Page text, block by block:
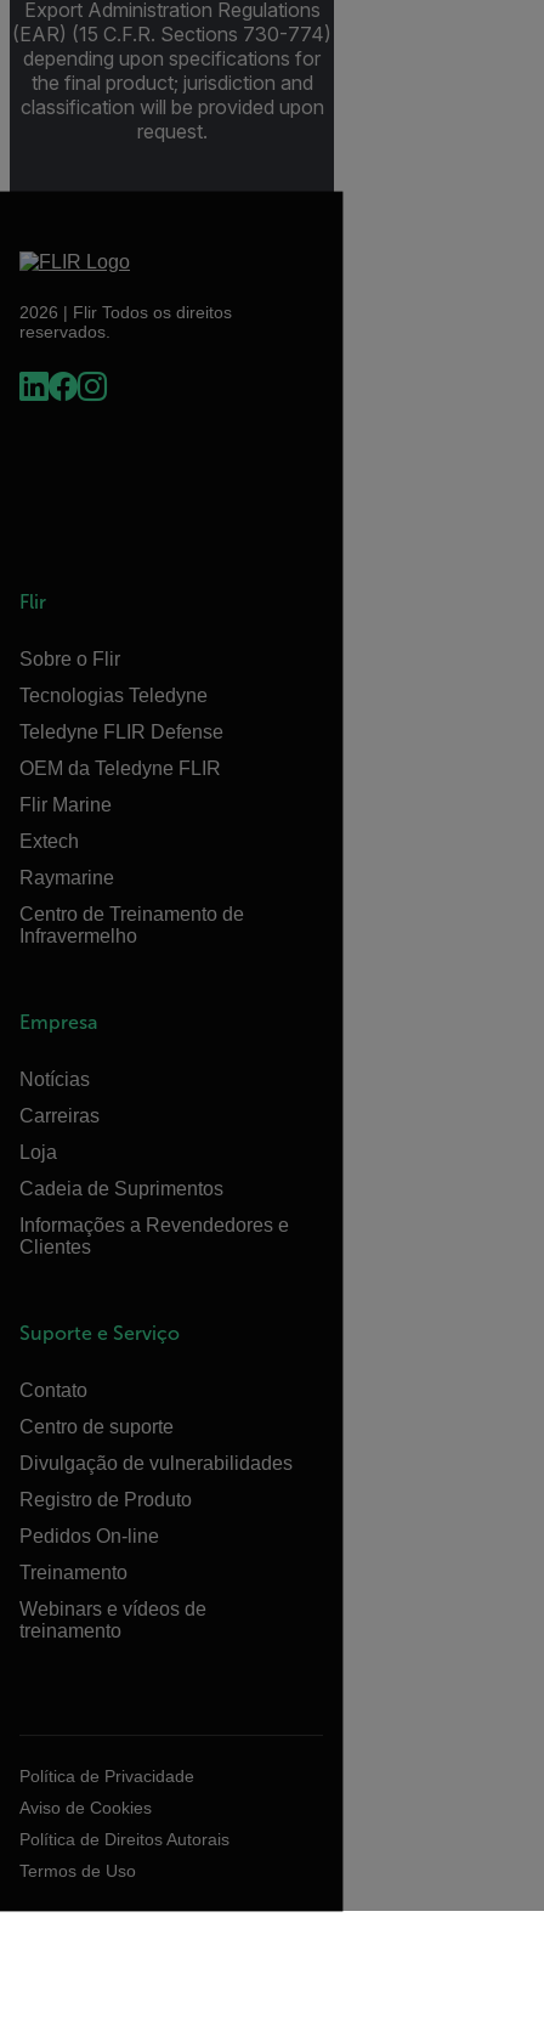
Export Administration Regulations
(EAR) (15 C.F.R. Sections 730-774)
depending upon specifications for
the final product; jurisdiction and
classification will be provided upon
request.
2026 | Flir Todos os direitos
reservados.
Flir
Sobre o Flir
Tecnologias Teledyne
Teledyne FLIR Defense
OEM da Teledyne FLIR
Flir Marine
Extech
Raymarine
Centro de Treinamento de
Infravermelho
Empresa
Notícias
Carreiras
Loja
Cadeia de Suprimentos
Informações a Revendedores e
Clientes
Suporte e Serviço
Contato
Centro de suporte
Divulgação de vulnerabilidades
Registro de Produto
Pedidos On-line
Treinamento
Webinars e vídeos de
treinamento
Política de Privacidade
Aviso de Cookies
Política de Direitos Autorais
Termos de Uso